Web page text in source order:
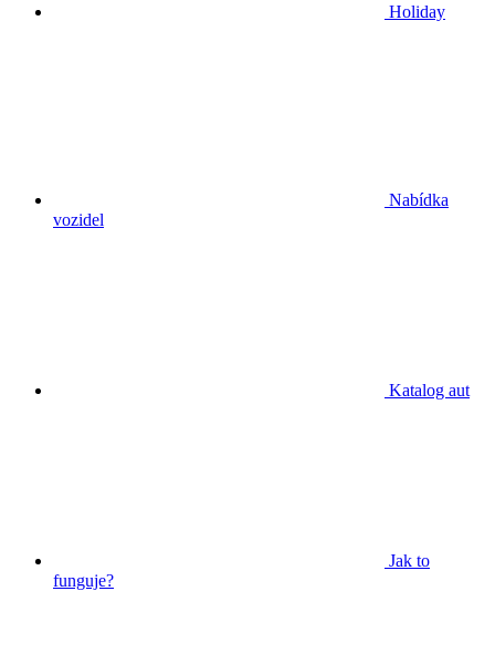
Holiday
Nabídka
vozidel
Katalog aut
Jak to
funguje?